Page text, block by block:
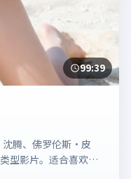
99:39
沈腾、佛罗伦斯·皮
型影片。适合喜欢强
息可供检索参考，上